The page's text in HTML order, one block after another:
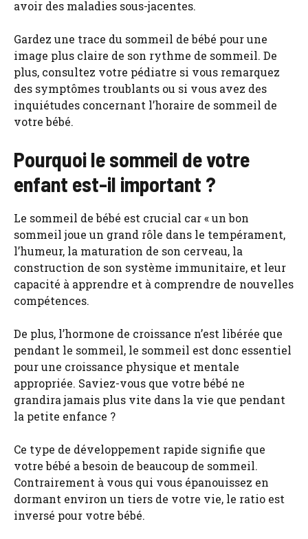
avoir des maladies sous-jacentes.
Gardez une trace du sommeil de bébé pour une
image plus claire de son rythme de sommeil. De
plus, consultez votre pédiatre si vous remarquez
des symptômes troublants ou si vous avez des
inquiétudes concernant l’horaire de sommeil de
votre bébé.
Pourquoi le sommeil de votre
enfant est-il important ?
Le sommeil de bébé est crucial car « un bon
sommeil joue un grand rôle dans le tempérament,
l’humeur, la maturation de son cerveau, la
construction de son système immunitaire, et leur
capacité à apprendre et à comprendre de nouvelles
compétences.
De plus, l’hormone de croissance n’est libérée que
pendant le sommeil, le sommeil est donc essentiel
pour une croissance physique et mentale
appropriée. Saviez-vous que votre bébé ne
grandira jamais plus vite dans la vie que pendant
la petite enfance ?
Ce type de développement rapide signifie que
votre bébé a besoin de beaucoup de sommeil.
Contrairement à vous qui vous épanouissez en
dormant environ un tiers de votre vie, le ratio est
inversé pour votre bébé.